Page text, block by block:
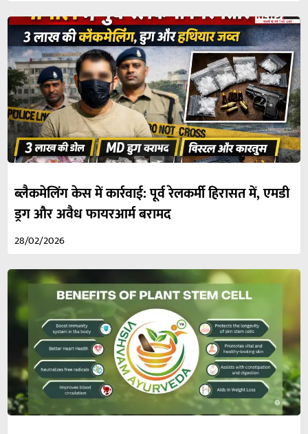
ब्लैकमेलिंग केस में कार्रवाई: पूर्व रेलकर्मी हिरासत में, एमडी
ड्रग और अवैध फायरआर्म बरामद
28/02/2026